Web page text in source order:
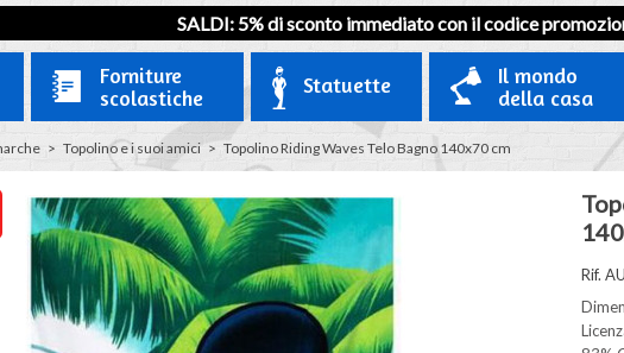
SALDI: 5% di sconto immediato con il codice
Forniture
scolastiche
Statuette
Il mondo
della casa
> Topolino e i suoi amici > Topolino Riding Waves Telo Bagno 140x70 cm
Rif.